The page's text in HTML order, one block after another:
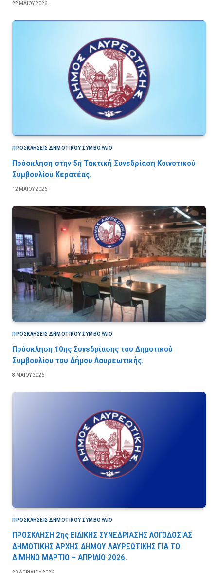
22 ΜΑΪ́ΟΥ 2026
ΠΡΟΣΚΛΉΣΕΙΣ ΔΗΜΟΤΙΚΟΎ ΣΥΜΒΟΎΛΙΟ
Πρόσκληση στην 5η Τακτική Συνεδρίαση Κοινοτικού
Συμβουλίου Κερατέας.
12 ΜΑΪ́ΟΥ 2026
ΠΡΟΣΚΛΉΣΕΙΣ ΔΗΜΟΤΙΚΟΎ ΣΥΜΒΟΎΛΙΟ
Πρόσκληση 10ης Συνεδρίασης του Δημοτικού
Συμβουλίου του Δήμου Λαυρεωτικής.
8 ΜΑΪ́ΟΥ 2026
ΠΡΟΣΚΛΉΣΕΙΣ ΔΗΜΟΤΙΚΟΎ ΣΥΜΒΟΎΛΙΟ
ΠΡΟΣΚΛΗΣΗ 2ης ΕΙΔΙΚΗΣ ΣΥΝΕΔΡΙΑΣΗΣ ΛΟΓΟΔΟΣΙΑΣ
ΔΗΜΟΤΙΚΗΣ ΑΡΧΗΣ ΔΗΜΟΥ ΛΑΥΡΕΩΤΙΚΗΣ ΓΙΑ ΤΟ
ΔΙΜΗΝΟ ΜΑΡΤΙΟ – ΑΠΡΙΛΙΟ 2026.